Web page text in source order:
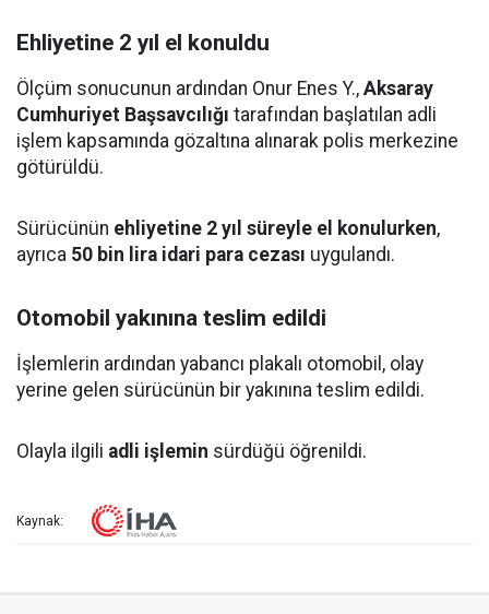
Ehliyetine 2 yıl el konuldu
Ölçüm sonucunun ardından Onur Enes Y., Aksaray
Cumhuriyet Başsavcılığı tarafından başlatılan adli
işlem kapsamında gözaltına alınarak polis merkezine
götürüldü.
Sürücünün ehliyetine 2 yıl süreyle el konulurken,
ayrıca 50 bin lira idari para cezası uygulandı.
Otomobil yakınına teslim edildi
İşlemlerin ardından yabancı plakalı otomobil, olay
yerine gelen sürücünün bir yakınına teslim edildi.
Olayla ilgili adli işlemin sürdüğü öğrenildi.
Kaynak: